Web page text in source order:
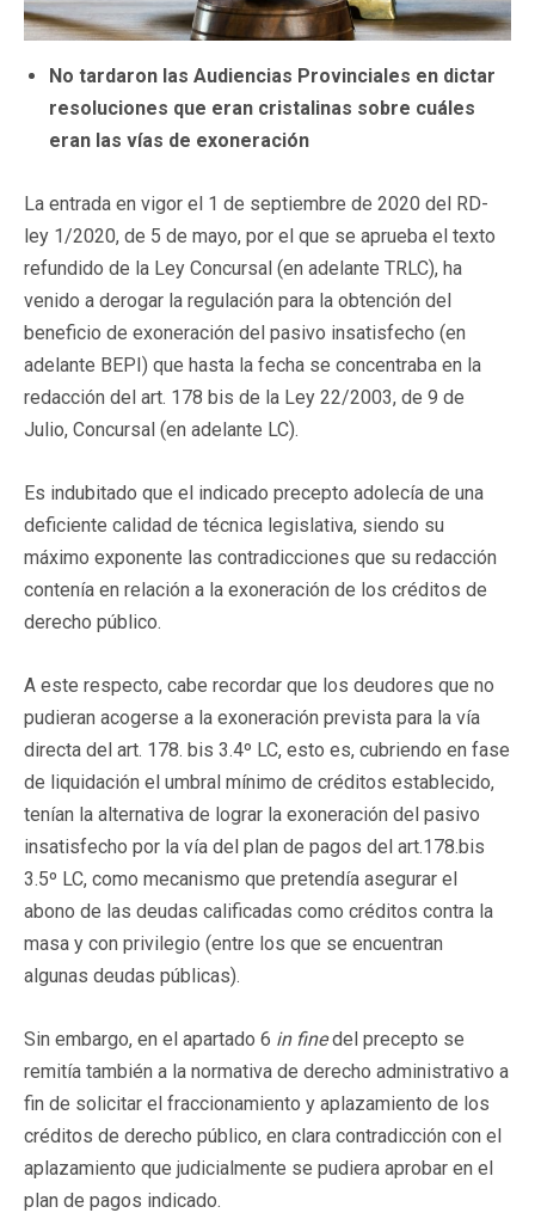
No tardaron las Audiencias Provinciales en dictar
resoluciones que eran cristalinas sobre cuáles
eran las vías de exoneración
La entrada en vigor el 1 de septiembre de 2020 del RD-
ley 1/2020, de 5 de mayo, por el que se aprueba el texto
refundido de la Ley Concursal (en adelante TRLC), ha
venido a derogar la regulación para la obtención del
beneficio de exoneración del pasivo insatisfecho (en
adelante BEPI) que hasta la fecha se concentraba en la
redacción del art. 178 bis de la Ley 22/2003, de 9 de
Julio, Concursal (en adelante LC).
Es indubitado que el indicado precepto adolecía de una
deficiente calidad de técnica legislativa, siendo su
máximo exponente las contradicciones que su redacción
contenía en relación a la exoneración de los créditos de
derecho público.
A este respecto, cabe recordar que los deudores que no
pudieran acogerse a la exoneración prevista para la vía
directa del art. 178. bis 3.4º LC, esto es, cubriendo en fase
de liquidación el umbral mínimo de créditos establecido,
tenían la alternativa de lograr la exoneración del pasivo
insatisfecho por la vía del plan de pagos del art.178.bis
3.5º LC, como mecanismo que pretendía asegurar el
abono de las deudas calificadas como créditos contra la
masa y con privilegio (entre los que se encuentran
algunas deudas públicas).
Sin embargo, en el apartado 6 in finedel precepto se
remitía también a la normativa de derecho administrativo a
fin de solicitar el fraccionamiento y aplazamiento de los
créditos de derecho público, en clara contradicción con el
aplazamiento que judicialmente se pudiera aprobar en el
plan de pagos indicado.